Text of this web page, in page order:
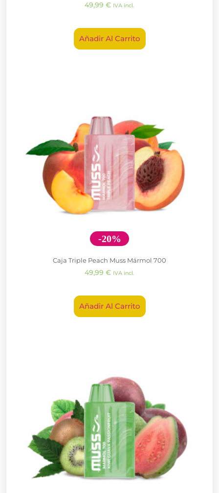
49,99 € IVA incl.
Añadir Al Carrito
-20%
Caja Triple Peach Muss Mármol 700
49,99 € IVA incl.
Añadir Al Carrito